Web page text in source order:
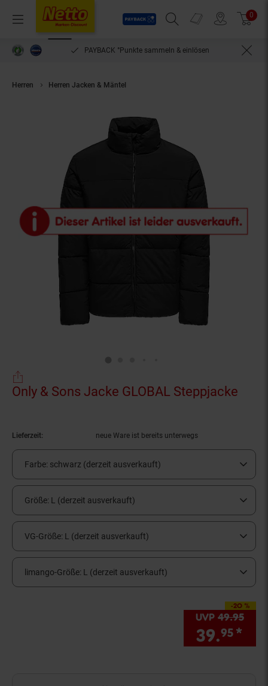
Menü
Payback
Suchfeld einblenden
Prospekte 0
PAYBACK °Punkte sammeln & einlösen
Herren Herren Jacken & Mäntel
Only & Sons Jacke GLOBAL Steppjacke
Lieferzeit: neue Ware ist bereits unterwegs
Farbe: schwarz (derzeit ausverkauft)
Größe: L (derzeit ausverkauft)
VG-Größe: L (derzeit ausverkauft)
limango-Größe: L (derzeit ausverkauft)
-20 %
Sie Sparen 20
UVP 49.95
39.95 *